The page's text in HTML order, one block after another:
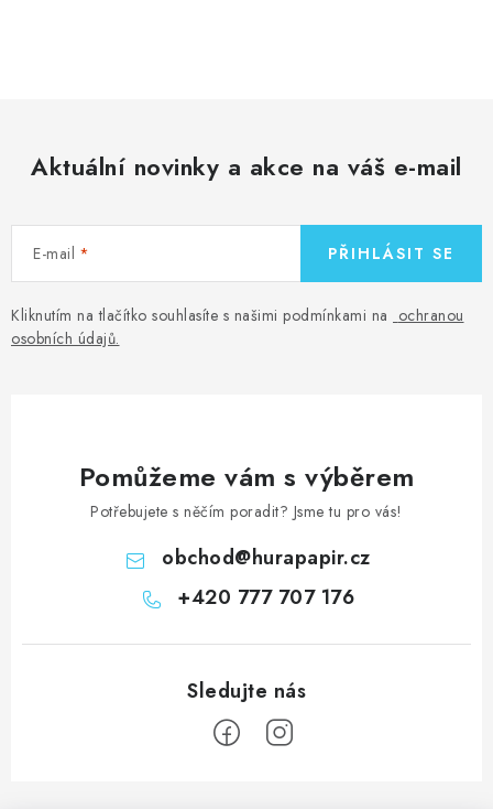
í
r
v
k
Aktuální novinky a akce na váš e-mail
E-mail
Kliknutím na tlačítko souhlasíte s našimi podmínkami na ochranou
osobních údajů.
PŘIHLÁSIT SE
Pomůžeme vám s výběrem
Potřebujete s něčím poradit? Jsme tu pro vás!
obchod@hurapapir.cz
+420 777 707 176